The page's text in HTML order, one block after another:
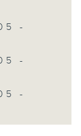
-
-
-